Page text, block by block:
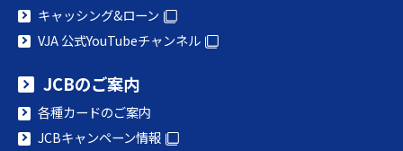
キャッシング&ローン
VJA 公式YouTubeチャンネル
JCBのご案内
各種カードのご案内
JCBキャンペーン情報